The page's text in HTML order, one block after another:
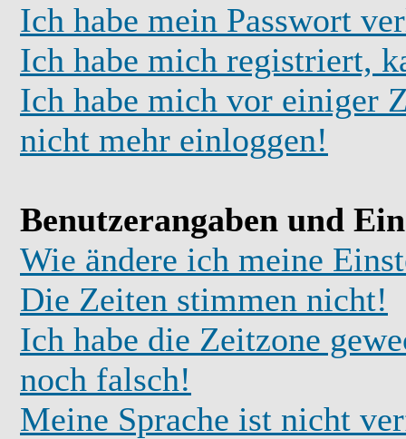
Ich habe mein Passwort
Ich habe mich registriert,
Ich habe mich vor einiger
nicht mehr einloggen!
Benutzerangaben und
Wie ändere ich meine
Die Zeiten stimmen nicht!
Ich habe die Zeitzone
noch falsch!
Meine Sprache ist nicht